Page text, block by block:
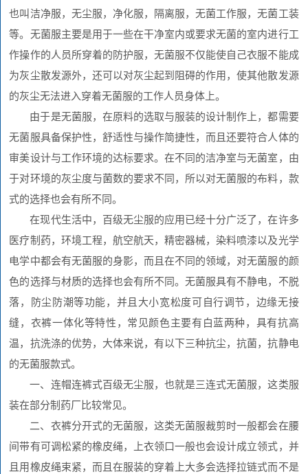
也叫洁净服，无尘服，净化服，隔离服，无菌工作服，无菌工装
等。无菌服主要是用于一些在干净室内或要求无菌的室内进行工
作操作的人员所穿着的防护服，无菌服不仅能使自己衣服不能成
为灰尘散发源外，还可以对灰尘起到阻碍的作用，使其他散发源
的灰尘无法进入穿着无菌服的工作人员身体上。
由于是无菌服，在原料的选取与服装的设计制作上，都需要
无菌服具备保护性，舒适性与操作简捷性，而且还要符合人体的
审美设计与工作环境的达标要求。在不同的洁净室与无菌室，由
于对环境的灰尘度与菌数的要求不同，所以对无菌服的布料，款
式的选择也会有所不同。
在现代生活中，百级无尘服的应用已经十分广泛了，在许多
医疗制药，环境工程，航空航天，精密器械，染料喷漆以及光学
电学中都会有无菌服的身影，而且在不同的领域，对无菌服的颜
色的选择与材质的选择也会有所不同。无菌服具有不静电，不脱
落，防尘防潮等功能，并且大小宽松度可自行调节，边缘无接
缝，衣裤一体化等特性，常见颜色主要有白蓝两种，具有抗高
温，抗洗涤的优势，大体来说，有以下三种抗尘，抗菌，抗静电
的无菌服款式。
一、连帽连裤式百级无尘服，也就是三连式无菌服，这类服
装在部分制药厂比较常见。
二、衣裤分开式的无菌服，这类无菌服裁剪时一般都会在腰
间带有可调松紧的橡皮绳，上衣领口一般也会设计成立领式，并
且用橡皮绳束紧，而且在服装的穿着上大多会选择拉链式而不是